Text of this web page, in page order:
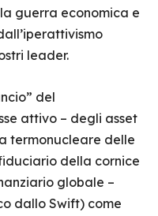
guerra economica e
leader.
del
attivo – degli asset
termonucleare delle
della cornice
globale –
dallo Swift) come